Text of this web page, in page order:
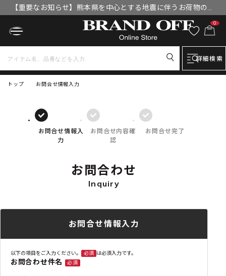
【重要なお知らせ】熊本県を中心とする地震に伴うお荷物のお
届けについて
0
詳細検索
トップ お問合せ情報入力
お問合せ情報入
力
お問合せ内容確
認
お問合せ完了
お問合わせ
Inquiry
お問合せ情報入力
以下の項目をご入力ください。 必須 は必須入力です。
お問合わせ件名 必須